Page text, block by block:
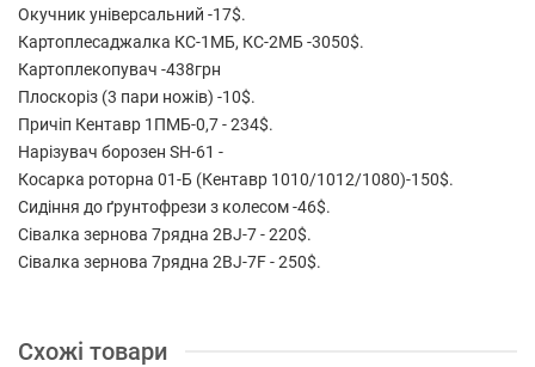
Окучник універсальний -17$.
Картоплесаджалка КС-1МБ, КС-2МБ -3050$.
Картоплекопувач -438грн
Плоскоріз (3 пари ножів) -10$.
Причіп Кентавр 1ПМБ-0,7 - 234$.
Нарізувач борозен SH-61 -
Косарка роторна 01-Б (Кентавр 1010/1012/1080)-150$.
Сидіння до ґрунтофрези з колесом -46$.
Сівалка зернова 7рядна 2BJ-7 - 220$.
Сівалка зернова 7рядна 2BJ-7F - 250$.
Схожі товари